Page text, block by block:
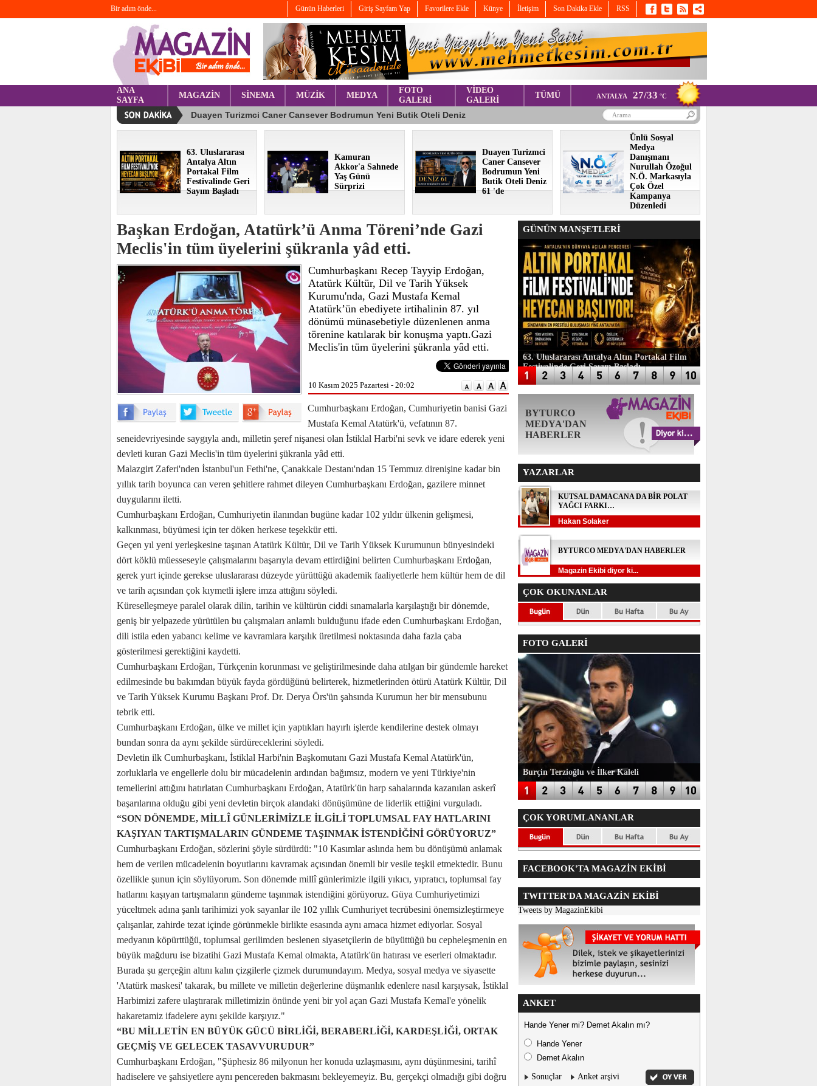
Bir adım önde... Günün Haberleri Giriş Sayfam Yap Favorilere Ekle Künye İletişim Son Dakika Ekle RSS
ANA
SAYFA
MAGAZİN SİNEMA MÜZİK MEDYA
FOTO
GALERİ
VİDEO
GALERİ
TÜMÜ ANTALYA 27/33 °C
63. Uluslararası
Antalya Altın
Portakal Film
Festivalinde Geri
Sayım Başladı
Kamuran
Akkor'a Sahnede
Yaş Günü
Sürprizi
Duayen Turizmci
Caner Cansever
Bodrumun Yeni
Butik Oteli Deniz
61 'de
Ünlü Sosyal
Medya
Danışmanı
Nurullah Özoğul
N.Ö. Markasıyla
Çok Özel
Kampanya
Düzenledi
Başkan Erdoğan, Atatürk’ü Anma Töreni’nde Gazi
Meclis'in tüm üyelerini şükranla yâd etti.
Cumhurbaşkanı Recep Tayyip Erdoğan,
Atatürk Kültür, Dil ve Tarih Yüksek
Kurumu'nda, Gazi Mustafa Kemal
Atatürk’ün ebediyete irtihalinin 87. yıl
dönümü münasebetiyle düzenlenen anma
törenine katılarak bir konuşma yaptı.Gazi
Meclis'in tüm üyelerini şükranla yâd etti.
10 Kasım 2025 Pazartesi - 20:02
Cumhurbaşkanı Erdoğan, Cumhuriyetin banisi Gazi
Mustafa Kemal Atatürk'ü, vefatının 87.
seneidevriyesinde saygıyla andı, milletin şeref nişanesi olan İstiklal Harbi'ni sevk ve idare ederek yeni
devleti kuran Gazi Meclis'in tüm üyelerini şükranla yâd etti.
Malazgirt Zaferi'nden İstanbul'un Fethi'ne, Çanakkale Destanı'ndan 15 Temmuz direnişine kadar bin
yıllık tarih boyunca can veren şehitlere rahmet dileyen Cumhurbaşkanı Erdoğan, gazilere minnet
duygularını iletti.
Cumhurbaşkanı Erdoğan, Cumhuriyetin ilanından bugüne kadar 102 yıldır ülkenin gelişmesi,
kalkınması, büyümesi için ter döken herkese teşekkür etti.
Geçen yıl yeni yerleşkesine taşınan Atatürk Kültür, Dil ve Tarih Yüksek Kurumunun bünyesindeki
dört köklü müesseseyle çalışmalarını başarıyla devam ettirdiğini belirten Cumhurbaşkanı Erdoğan,
gerek yurt içinde gerekse uluslararası düzeyde yürüttüğü akademik faaliyetlerle hem kültür hem de dil
ve tarih açısından çok kıymetli işlere imza attığını söyledi.
Küreselleşmeye paralel olarak dilin, tarihin ve kültürün ciddi sınamalarla karşılaştığı bir dönemde,
geniş bir yelpazede yürütülen bu çalışmaları anlamlı bulduğunu ifade eden Cumhurbaşkanı Erdoğan,
dili istila eden yabancı kelime ve kavramlara karşılık üretilmesi noktasında daha fazla çaba
gösterilmesi gerektiğini kaydetti.
Cumhurbaşkanı Erdoğan, Türkçenin korunması ve geliştirilmesinde daha atılgan bir gündemle hareket
edilmesinde bu bakımdan büyük fayda gördüğünü belirterek, hizmetlerinden ötürü Atatürk Kültür, Dil
ve Tarih Yüksek Kurumu Başkanı Prof. Dr. Derya Örs'ün şahsında Kurumun her bir mensubunu
tebrik etti.
Cumhurbaşkanı Erdoğan, ülke ve millet için yaptıkları hayırlı işlerde kendilerine destek olmayı
bundan sonra da aynı şekilde sürdüreceklerini söyledi.
Devletin ilk Cumhurbaşkanı, İstiklal Harbi'nin Başkomutanı Gazi Mustafa Kemal Atatürk'ün,
zorluklarla ve engellerle dolu bir mücadelenin ardından bağımsız, modern ve yeni Türkiye'nin
temellerini attığını hatırlatan Cumhurbaşkanı Erdoğan, Atatürk'ün harp sahalarında kazanılan askerî
başarılarına olduğu gibi yeni devletin birçok alandaki dönüşümüne de liderlik ettiğini vurguladı.
“SON DÖNEMDE, MİLLÎ GÜNLERİMİZLE İLGİLİ TOPLUMSAL FAY HATLARINI
KAŞIYAN TARTIŞMALARIN GÜNDEME TAŞINMAK İSTENDİĞİNİ GÖRÜYORUZ”
Cumhurbaşkanı Erdoğan, sözlerini şöyle sürdürdü: "10 Kasımlar aslında hem bu dönüşümü anlamak
hem de verilen mücadelenin boyutlarını kavramak açısından önemli bir vesile teşkil etmektedir. Bunu
özellikle şunun için söylüyorum. Son dönemde millî günlerimizle ilgili yıkıcı, yıpratıcı, toplumsal fay
hatlarını kaşıyan tartışmaların gündeme taşınmak istendiğini görüyoruz. Güya Cumhuriyetimizi
yüceltmek adına şanlı tarihimizi yok sayanlar ile 102 yıllık Cumhuriyet tecrübesini önemsizleştirmeye
çalışanlar, zahirde tezat içinde görünmekle birlikte esasında aynı amaca hizmet ediyorlar. Sosyal
medyanın köpürttüğü, toplumsal gerilimden beslenen siyasetçilerin de büyüttüğü bu cepheleşmenin en
büyük mağduru ise bizatihi Gazi Mustafa Kemal olmakta, Atatürk'ün hatırası ve eserleri olmaktadır.
Burada şu gerçeğin altını kalın çizgilerle çizmek durumundayım. Medya, sosyal medya ve siyasette
'Atatürk maskesi' takarak, bu millete ve milletin değerlerine düşmanlık edenlere nasıl karşıysak, İstiklal
Harbimizi zafere ulaştırarak milletimizin önünde yeni bir yol açan Gazi Mustafa Kemal'e yönelik
hakaretamiz ifadelere aynı şekilde karşıyız."
“BU MİLLETİN EN BÜYÜK GÜCÜ BİRLİĞİ, BERABERLİĞİ, KARDEŞLİĞİ, ORTAK
GEÇMİŞ VE GELECEK TASAVVURUDUR”
Cumhurbaşkanı Erdoğan, "Şüphesiz 86 milyonun her konuda uzlaşmasını, aynı düşünmesini, tarihî
hadiselere ve şahsiyetlere aynı pencereden bakmasını bekleyemeyiz. Bu, gerçekçi olmadığı gibi doğru
GÜNÜN MANŞETLERİ
63. Uluslararası Antalya Altın Portakal Film
Festivalinde Geri Sayım Başladı
BYTURCO
MEDYA'DAN
HABERLER
YAZARLAR
KUTSAL DAMACANA DA BİR POLAT
YAĞCI FARKI…
Hakan Solaker
BYTURCO MEDYA'DAN HABERLER
Magazin Ekibi diyor ki...
ÇOK OKUNANLAR
FOTO GALERİ
Burçin Terzioğlu ve İlker Kaleli
ÇOK YORUMLANANLAR
FACEBOOK'TA MAGAZİN EKİBİ
TWITTER'DA MAGAZİN EKİBİ
Tweets by MagazinEkibi
ANKET
Hande Yener mi? Demet Akalın mı?
Hande Yener
Demet Akalın
Sonuçlar Anket arşivi